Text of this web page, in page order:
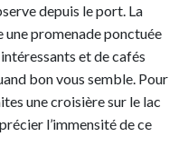
depuis le port. La
promenade ponctuée
et de cafés
bon vous semble. Pour
une croisière sur le lac
l’immensité de ce